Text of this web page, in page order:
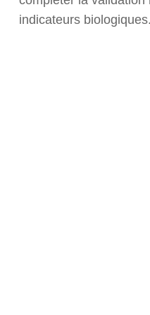
indicateurs